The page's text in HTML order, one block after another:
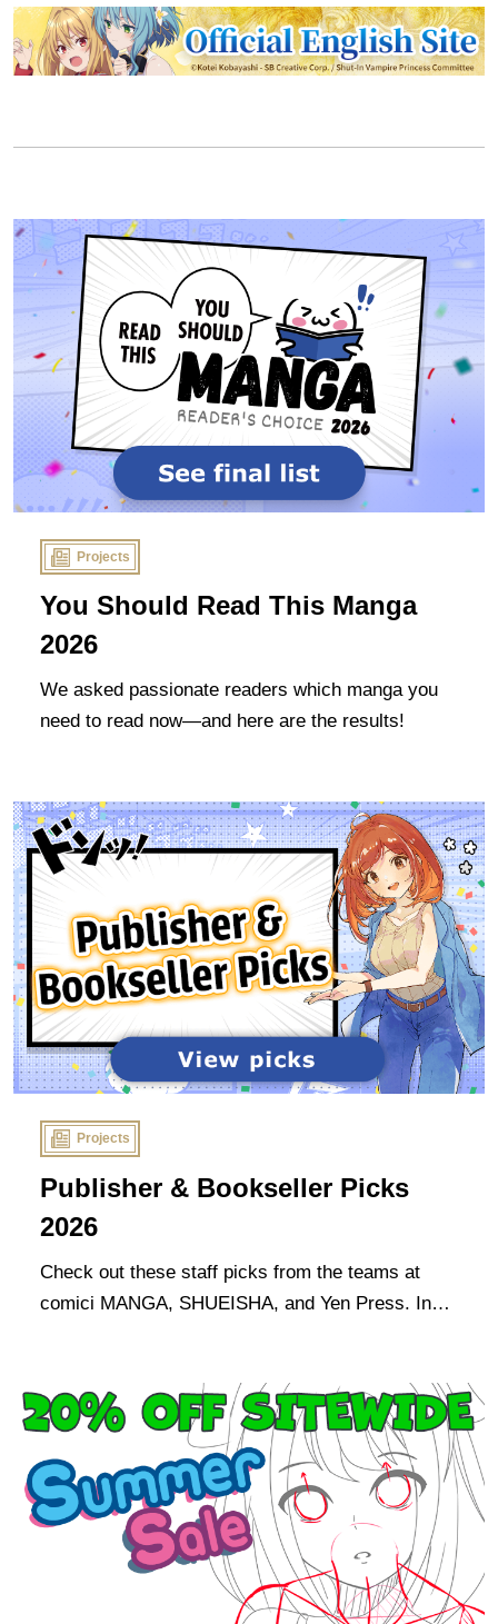
7. 免責事項 本キャンペーンに応募することで、応募者は
MyAnimeListとその関連会社、従業員、役員、マネージャー、
エージェントをいかなる責任からも解放し、本キャンペーンや
法行為（過失を含む）、保証、またはその他の理論に基づいて
たは誤ったイメージを与えることに関連する請求、費用、負
傷、損失、損害を含みますが、これらに限定されません。また
本キャンペーンに関して応募者に発生したいかなる損害につい
ても、当社は一斉責任を負いません。
8. 権利 主催者はその単独の裁量により、理由の如何を問わず
本キャンペーンを終了、中止、中断または改訂する権利を有し
ます。主催者は本キャンペーンの規約に違反した応募者を失格
とする権利を持ち、また応募プロセスや改ざん、違法や破壊的
な行為を主催者が発見した場合、独自の裁量で失格とする権利
を有します。主催者が本規約のいずれかの条項または規定を実
施しなかった場合でも、その条項または規定を放棄したことに
紹介させていただく場合がございます。また本キャンペーンに
使用される『乙女ゲームの破滅フラグしかない悪役令嬢に転生
してしまった…X』に関する全ての画像の著作権ははめふらＸ製
作委員会が有します。
集した情報は、主催者がキャンペーンの管理のために使用しま
す。これには、お客様の適格性を確認し、当選者に通知し、賞
る法律に従って、MyAnimeListによって使用および共有される
場合があります。
Projects
You Should Read This Manga
2026
We asked passionate readers which manga you
need to read now—and here are the results!
Projects
Publisher & Bookseller Picks
2026
Check out these staff picks from the teams at
comici MANGA, SHUEISHA, and Yen Press. In